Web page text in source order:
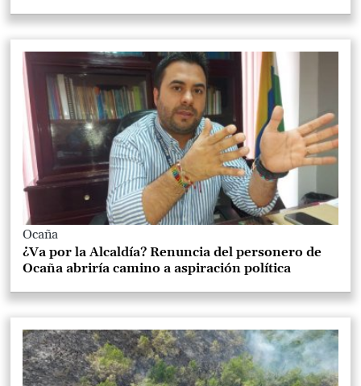
Ocaña
¿Va por la Alcaldía? Renuncia del personero de
Ocaña abriría camino a aspiración política